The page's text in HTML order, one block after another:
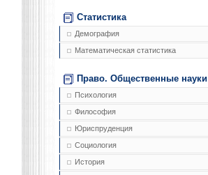
Статистика
Демография
Математическая статистика
Право. Общественные науки
Психология
Философия
Юриспруденция
Социология
История